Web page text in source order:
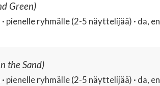
Green)
pienelle ryhmälle (2-5 näyttelijää) · da, en
the Sand)
pienelle ryhmälle (2-5 näyttelijää) · da, en